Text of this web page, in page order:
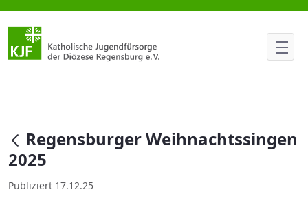
Regensburger
null
Regensburger Weihnachtssingen
2025
Publiziert 17.12.25